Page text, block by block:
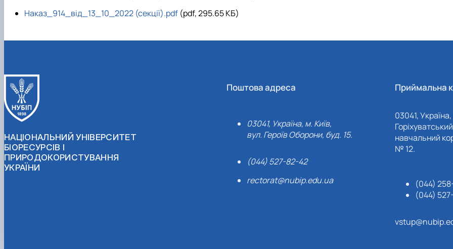
Наказ_914_від_13_10_2022 (секції).pdf (pdf, 295.65 КБ)
НАЦІОНАЛЬНИЙ УНІВЕРСИТЕТ
БІОРЕСУРСІВ І
ПРИРОДОКОРИСТУВАННЯ
УКРАЇНИ
Поштова адреса
03041, Україна, м. Київ,
вул. Героїв Оборони, буд. 15.
(044) 527-82-42
rectorat@nubip.edu.ua
Приймальна
03041,
навчальний
№ 12.
(044)
(044)